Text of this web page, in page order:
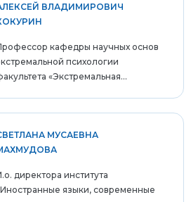
ВЛАДИМИРОВИЧ
кафедры научных основ
психологии
«Экстремальная...
МУСАЕВНА
директора института
языки, современные